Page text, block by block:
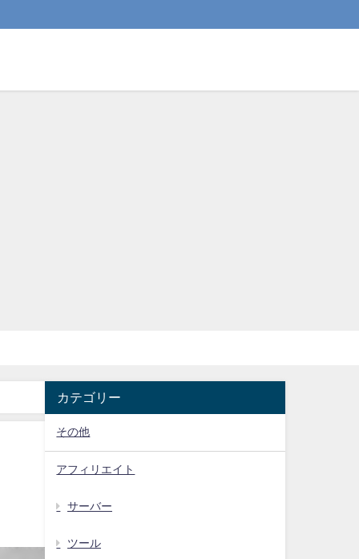
カテゴリー
その他
アフィリエイト
サーバー
ツール